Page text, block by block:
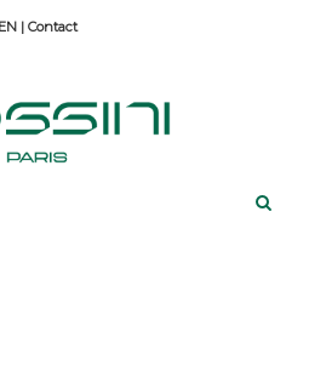
Contact